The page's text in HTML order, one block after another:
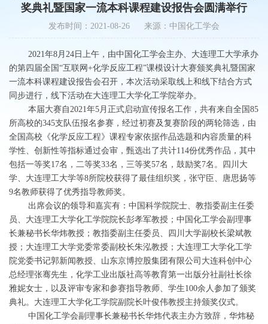
奖典礼暨国家一流本科课程建设报告会圆满举行
发布时间：2021-08-26 来源：中国化工学会
2021年8月24日上午，由中国化工学会主办、大连理工大学承办
的第四届全国“互联网+化学反应工程”课模设计大赛颁奖典礼暨国家
一流本科课程建设报告会召开，本次活动采取线上和线下结合方式
同步进行，线下活动在大连理工大学化工学院举办。
本届大赛自2021年5月正式启动宣传报名工作，共有来自全国85
所高校的345支队伍报名参赛，经过初赛及复赛阶段的两轮筛选，由
全国高校《化学反应工程》课程专家依据作品选题和内容质量的科
学性、创新性等指标通过会审，甄选出了共计114份优秀作品，其中
包括一等奖17名，二等奖33名，三等奖57名，鼓励奖7名。四川大
学、大连理工大学等8所院校获得了最佳组织奖，张守臣、唐思扬等
9名教师获得了优秀指导教师奖。
出席会议的领导和嘉宾有：中国科学院院士、教指委副主任委
员、大连理工大学化工学院院长彭孝军教授；中国化工学会副理事
长兼秘书长华炜教授；教指委副主任委员、四川大学副校长梁斌教
授；大连理工大学党委常委副校长朱泓教授；大连理工大学化工学
院党委书记郭新闻教授、山东京博控股集团有限公司大连科创中心
总经理张骞先生，化学工业出版社高等教育第一出版分社副社长徐
雅妮女士，以及评审专家和参赛指导教师、学生100余人参加了颁奖
典礼。大连理工大学化工学院副院长叶俊伟教授主持颁奖仪式。
中国化工学会副理事长兼秘书长华炜代表主办方致辞，华炜秘